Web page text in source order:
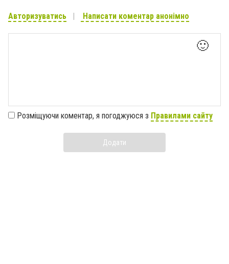
Авторизуватись Написати коментар анонімно
🙂
Розміщуючи коментар, я погоджуюся з Правилами сайту
Додати